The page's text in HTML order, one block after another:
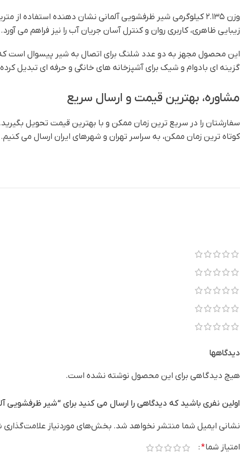
وزن ۲.۱۳۵ کیلوگرمی شیر ظرفشویی آلمانی نشان دهنده
زیبایی ظاهری، کاربری روان و کنترل آسان جریان آب را نیز فراهم می آورد.
این محصول مجهز به دو عدد شلنگ برای اتصال به شیر پیسوال است که
گزینه ای بادوام و شیک برای آشپزخانه های خانگی و حرفه ای تبدیل
مشاوره، بهترین قیمت و ارسال سریع
سفارشتان را در سریع ترین زمان ممکن و با بهترین قیمت تحویل بگیرید.
کوتاه ترین زمان ممکن، به سراسر تهران و شهرهای ایران ارسال می کنیم.
دیدگاهها
هیچ دیدگاهی برای این محصول نوشته نشده است.
اولین نفری باشید که دیدگاهی را ارسال می کنید برای “شیر ظرفشویی
نشانی ایمیل شما منتشر نخواهد شد. بخش‌های موردنیاز علامت‌گذاری
امتیاز شما*